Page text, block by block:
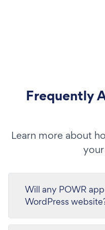
Frequently
Learn more about
Will any POWR
WordPress